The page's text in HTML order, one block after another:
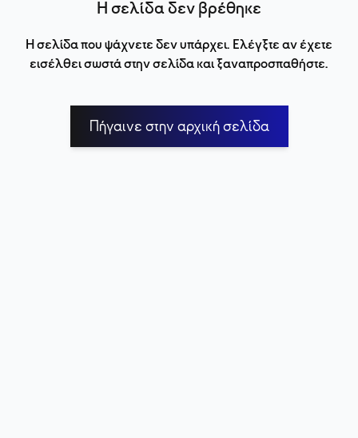
Η σελίδα δεν βρέθηκε
Η σελίδα που ψάχνετε δεν υπάρχει. Ελέγξτε αν έχετε
εισέλθει σωστά στην σελίδα και ξαναπροσπαθήστε.
Πήγαινε στην αρχική σελίδα